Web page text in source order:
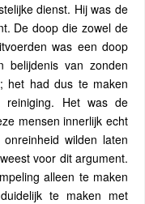
dienst. Hij was de
De doop die zowel de
was een doop
belijdenis van zonden
het had dus te maken
reiniging. Het was de
mensen innerlijk echt
wilden laten
voor dit argument.
alleen te maken
te maken met